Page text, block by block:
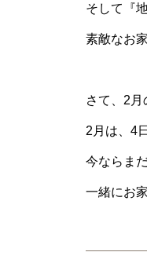
そして『
素敵なお
さて、2
2月は、4
今ならま
一緒にお